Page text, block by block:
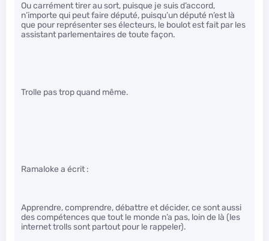
Ou carrément tirer au sort, puisque je suis d’accord,
n’importe qui peut faire député, puisqu’un député n’est là
que pour représenter ses électeurs, le boulot est fait par les
assistant parlementaires de toute façon.
Trolle pas trop quand même.
Ramaloke a écrit :
Apprendre, comprendre, débattre et décider, ce sont aussi
des compétences que tout le monde n’a pas, loin de là (les
internet trolls sont partout pour le rappeler).